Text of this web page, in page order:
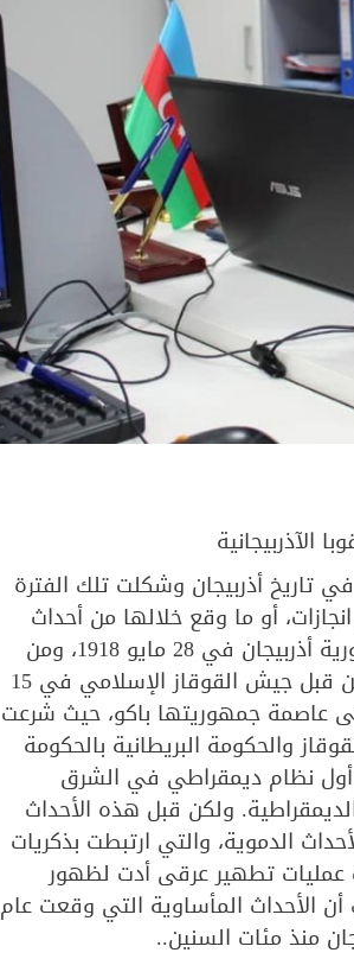
من أهم الأحداث الهامة في تاريخ أذربيجان وشكلت تلك الفترة
أو ما وقع خلالها من أحداث
مأساوية، و لا شك أن ذروة هذه الأحداث كانت هي إعلان استقلال جمهورية أذربيجان في 28 مايو 1918، ومن
الأحداث التاريخية الهامة التي شهدتها أذربيجان هي تحرير مدينة باكو من قبل جيش القوقاز الإسلامي في 15
إلى عاصمة جمهوريتها باكو، حيث شرعت
والحكومة البريطانية بالحكومة
أول نظام ديمقراطي في الشرق
ولكن قبل هذه الأحداث
من الأحداث الدموية، والتي ارتبطت بذكريات
عمليات تطهير عرقى أدت لظهور
أن الأحداث المأساوية التي وقعت عام